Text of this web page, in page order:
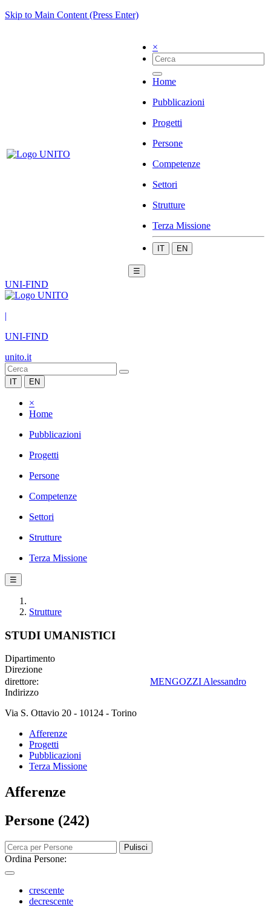
Skip to Main Content (Press Enter)
×
Home
Pubblicazioni
Progetti
Persone
Competenze
Settori
Strutture
Terza Missione
IT EN
☰
UNI-FIND
|
UNI-FIND
unito.it
IT EN
×
Home
Pubblicazioni
Progetti
Persone
Competenze
Settori
Strutture
Terza Missione
☰
Strutture
STUDI UMANISTICI
Dipartimento
Direzione
direttore:
MENGOZZI Alessandro
Indirizzo
Via S. Ottavio 20 - 10124 - Torino
Afferenze
Progetti
Pubblicazioni
Terza Missione
Afferenze
Persone (242)
Pulisci
Ordina Persone:
crescente
decrescente